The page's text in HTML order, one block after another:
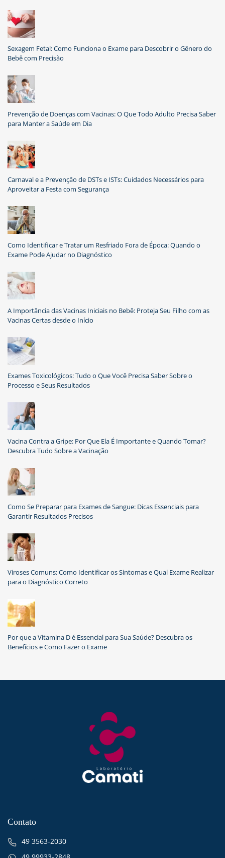
Sexagem Fetal: Como Funciona o Exame para Descobrir o Gênero do
Bebê com Precisão
Prevenção de Doenças com Vacinas: O Que Todo Adulto Precisa Saber
para Manter a Saúde em Dia
Carnaval e a Prevenção de DSTs e ISTs: Cuidados Necessários para
Aproveitar a Festa com Segurança
Como Identificar e Tratar um Resfriado Fora de Época: Quando o
Exame Pode Ajudar no Diagnóstico
A Importância das Vacinas Iniciais no Bebê: Proteja Seu Filho com as
Vacinas Certas desde o Início
Exames Toxicológicos: Tudo o Que Você Precisa Saber Sobre o
Processo e Seus Resultados
Vacina Contra a Gripe: Por Que Ela É Importante e Quando Tomar?
Descubra Tudo Sobre a Vacinação
Como Se Preparar para Exames de Sangue: Dicas Essenciais para
Garantir Resultados Precisos
Viroses Comuns: Como Identificar os Sintomas e Qual Exame Realizar
para o Diagnóstico Correto
Por que a Vitamina D é Essencial para Sua Saúde? Descubra os
Benefícios e Como Fazer o Exame
Contato
49 3563-2030